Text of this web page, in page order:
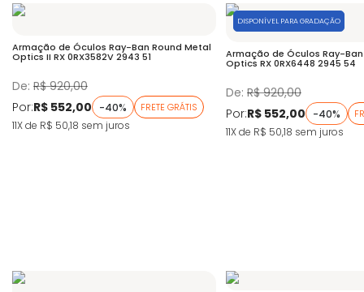
Armação de Óculos Ray-Ban Round Metal
Optics II RX 0RX3582V 2943 51
De: R$ 920,00
Por:R$ 552,00 -40% FRETE GRÁTIS
11X de R$ 50,18 sem juros
Armação de Óculos Ray-
Optics RX 0RX6448 2945 54
De: R$ 920,00
Por:R$ 552,00 -40%
DISPONÍVEL PARA GRADAÇÃO
11X de R$ 50,18 sem juros